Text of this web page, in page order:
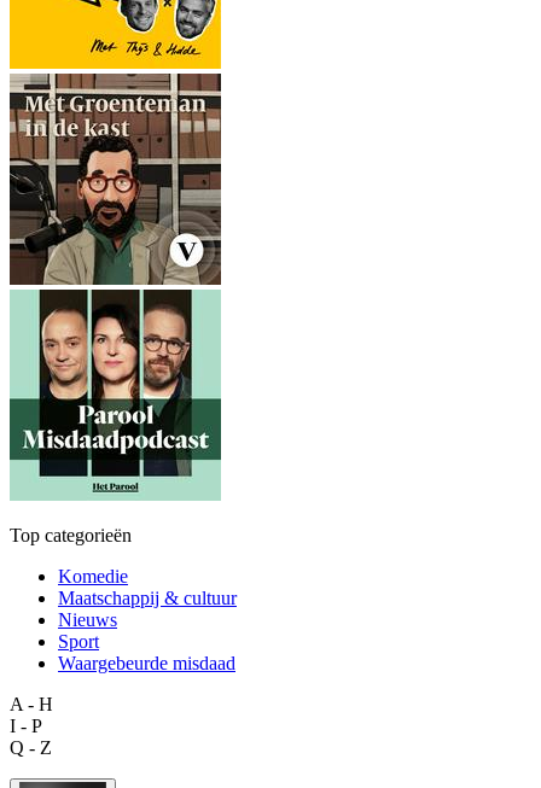
Top categorieën
Komedie
Maatschappij & cultuur
Nieuws
Sport
Waargebeurde misdaad
A - H
I - P
Q - Z